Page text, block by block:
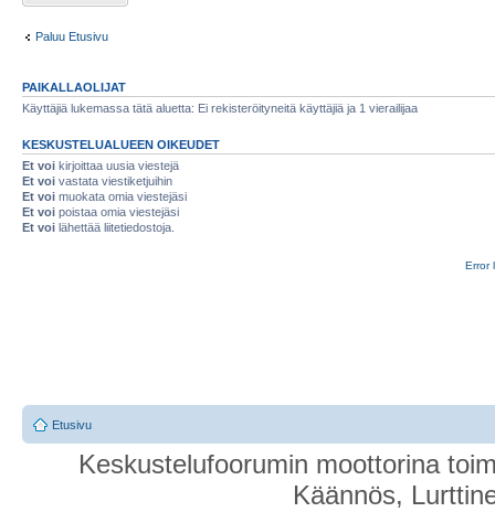
Paluu Etusivu
PAIKALLAOLIJAT
Käyttäjiä lukemassa tätä aluetta: Ei rekisteröityneitä käyttäjiä ja 1 vierailijaa
KESKUSTELUALUEEN OIKEUDET
Et voi kirjoittaa uusia viestejä
Et voi vastata viestiketjuihin
Et voi muokata omia viestejäsi
Et voi poistaa omia viestejäsi
Et voi lähettää liitetiedostoja.
Error
Etusivu
Keskustelufoorumin moottorina
Käännös,